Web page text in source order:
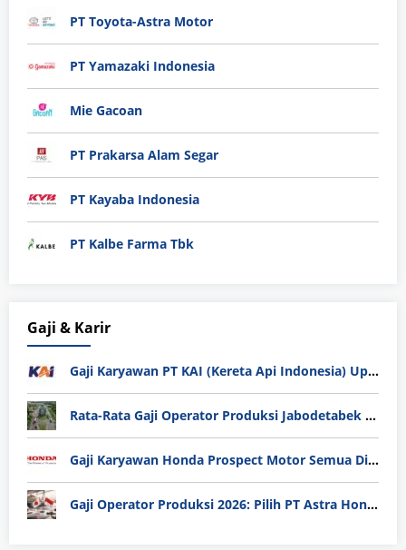
PT Toyota-Astra Motor
PT Yamazaki Indonesia
Mie Gacoan
PT Prakarsa Alam Segar
PT Kayaba Indonesia
PT Kalbe Farma Tbk
Gaji & Karir
Gaji Karyawan PT KAI (Kereta Api Indonesia) Update 2025
Rata-Rata Gaji Operator Produksi Jabodetabek 2025: Bedah Tuntas UMK, Lemburan, dan Realita Hidup Buruh
Gaji Karyawan Honda Prospect Motor Semua Divisi
Gaji Operator Produksi 2026: Pilih PT Astra Honda Motor (AHM) atau Manufaktur di Jepang?